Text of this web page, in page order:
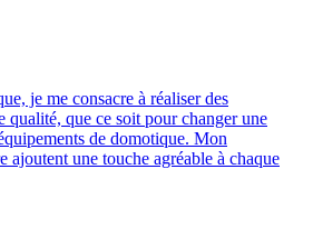
je me consacre à réaliser des
qualité, que ce soit pour changer une
de domotique. Mon
ajoutent une touche agréable à chaque